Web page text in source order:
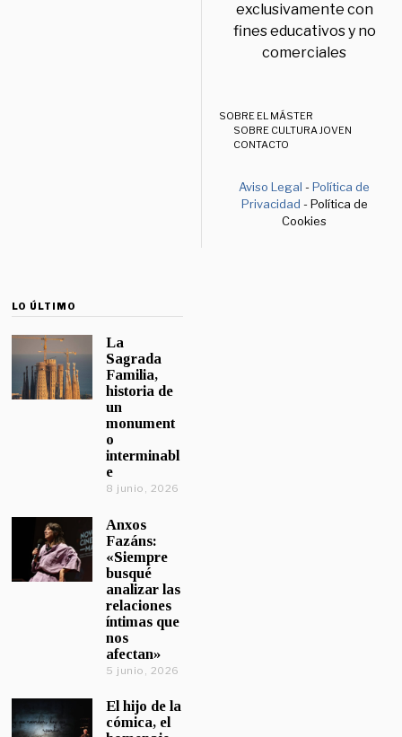
exclusivamente con
fines educativos y no
comerciales
SOBRE EL MÁSTER
SOBRE CULTURA JOVEN
CONTACTO
Aviso Legal -Política de
Privacidad - Política de
Cookies
LO ÚLTIMO
La
Sagrada
Familia,
historia de
un
monument
o
interminabl
e
8 junio, 2026
Anxos
Fazáns:
«Siempre
busqué
analizar las
relaciones
íntimas que
nos
afectan»
5 junio, 2026
El hijo de la
cómica, el